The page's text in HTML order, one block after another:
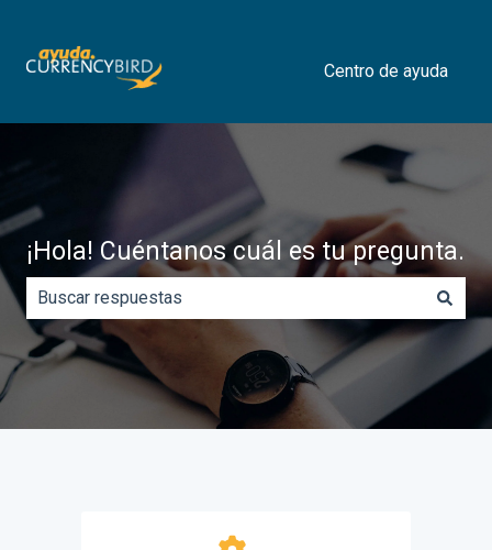
Centro de ayuda
¡Hola! Cuéntanos cuál es tu pregunta.
No hay sugerencias porque el campo de búsqueda está